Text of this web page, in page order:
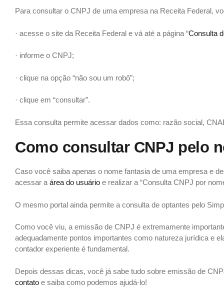
Para consultar o CNPJ de uma empresa na Receita Federal,
· acesse o site da Receita Federal e vá até a página “Consulta
· informe o CNPJ;
· clique na opção “não sou um robô”;
· clique em “consultar”.
Essa consulta permite acessar dados como: razão social,
Como consultar CNPJ pelo
Caso você saiba apenas o nome fantasia de uma empresa e
acessar a área do usuário e realizar a “Consulta CNPJ por
O mesmo portal ainda permite a consulta de optantes pelo
Como você viu, a emissão de CNPJ é extremamente
adequadamente pontos importantes como natureza jurídica e
contador experiente é fundamental.
Depois dessas dicas, você já sabe tudo sobre emissão de
contato e saiba como podemos ajudá-lo!